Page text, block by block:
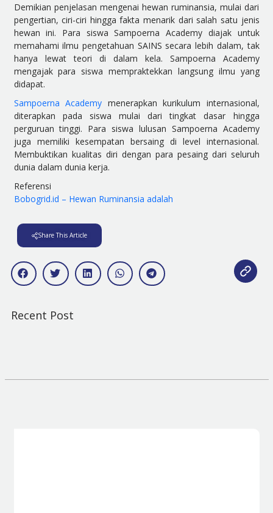
Demikian penjelasan mengenai hewan ruminansia, mulai dari
pengertian, ciri-ciri hingga fakta menarik dari salah satu jenis
hewan ini. Para siswa Sampoerna Academy diajak untuk
memahami ilmu pengetahuan SAINS secara lebih dalam, tak
hanya lewat teori di dalam kela. Sampoerna Academy
mengajak para siswa mempraktekkan langsung ilmu yang
didapat.
Sampoerna Academy menerapkan kurikulum internasional,
diterapkan pada siswa mulai dari tingkat dasar hingga
perguruan tinggi. Para siswa lulusan Sampoerna Academy
juga memiliki kesempatan bersaing di level internasional.
Membuktikan kualitas diri dengan para pesaing dari seluruh
dunia dalam dunia kerja.
Referensi
Bobogrid.id – Hewan Ruminansia adalah
Share This Article
Recent Post